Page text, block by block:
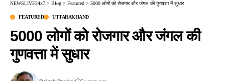
NEWSLIVE24x7 > Blog > Featured > 5000 लोगों को रोजगार और जंगल की गुणवत्ता में सुधार
FEATURED UTTARAKHAND
5000 लोगों को रोजगार और जंगल की
गुणवत्ता में सुधार